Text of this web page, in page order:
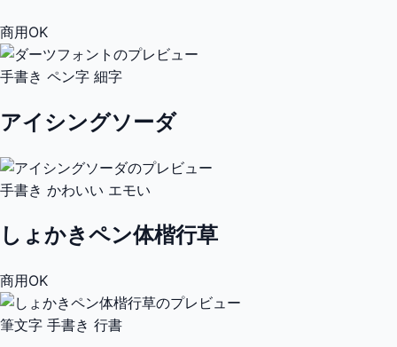
商用OK
手書き ペン字 細字
アイシングソーダ
手書き かわいい エモい
しょかきペン体楷行草
商用OK
筆文字 手書き 行書